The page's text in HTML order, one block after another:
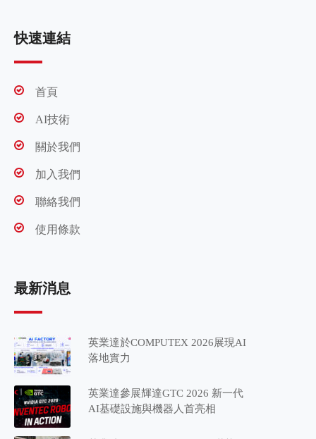
快速連結
首頁
AI技術
關於我們
加入我們
聯絡我們
使用條款
最新消息
英業達於COMPUTEX 2026展現AI
落地實力
英業達參展輝達GTC 2026 新一代
AI基礎設施與機器人首亮相